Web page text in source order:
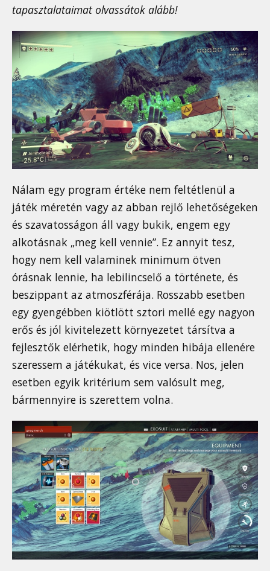
tapasztalataimat olvassátok alább!
Nálam egy program értéke nem feltétlenül a
játék méretén vagy az abban rejlő lehetőségeken
és szavatosságon áll vagy bukik, engem egy
alkotásnak „meg kell vennie”. Ez annyit tesz,
hogy nem kell valaminek minimum ötven
órásnak lennie, ha lebilincselő a története, és
beszippant az atmoszférája. Rosszabb esetben
egy gyengébben kiötlött sztori mellé egy nagyon
erős és jól kivitelezett környezetet társítva a
fejlesztők elérhetik, hogy minden hibája ellenére
szeressem a játékukat, és vice versa. Nos, jelen
esetben egyik kritérium sem valósult meg,
bármennyire is szerettem volna.